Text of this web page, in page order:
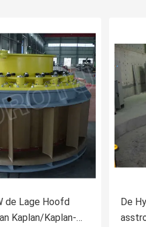
de Lage Hoofd
Kaplan/Kaplan-
De